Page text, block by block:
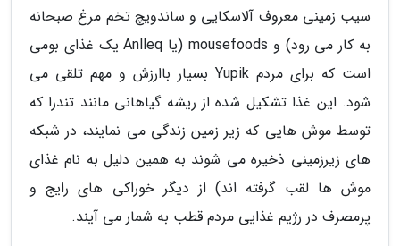
سیب زمینی معروف آلاسکایی و ساندویچ تخم مرغ صبحانه
به کار می رود) و mousefoods (یا Anlleq یک غذای بومی
است که برای مردم Yupik بسیار باارزش و مهم تلقی می
شود. این غذا تشکیل شده از ریشه گیاهانی مانند تندرا که
توسط موش هایی که زیر زمین زندگی می نمایند، در شبکه
های زیرزمینی ذخیره می شوند به همین دلیل به نام غذای
موش ها لقب گرفته اند) از دیگر خوراکی های رایج و
پرمصرف در رژیم غذایی مردم قطب به شمار می آیند.